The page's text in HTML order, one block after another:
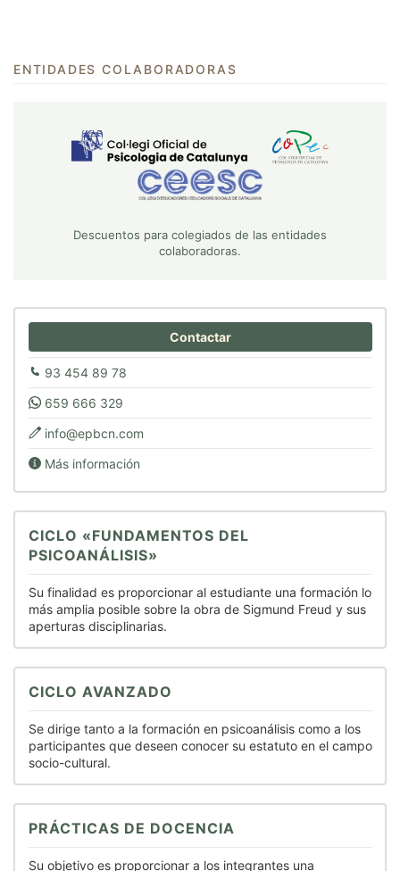
ENTIDADES COLABORADORAS
Descuentos para colegiados de las entidades
colaboradoras.
Contactar
93 454 89 78
659 666 329
info@epbcn.com
Más información
CICLO «FUNDAMENTOS DEL
PSICOANÁLISIS»
Su finalidad es proporcionar al estudiante una formación lo
más amplia posible sobre la obra de Sigmund Freud y sus
aperturas disciplinarias.
CICLO AVANZADO
Se dirige tanto a la formación en psicoanálisis como a los
participantes que deseen conocer su estatuto en el campo
socio-cultural.
PRÁCTICAS DE DOCENCIA
Su objetivo es proporcionar a los integrantes una